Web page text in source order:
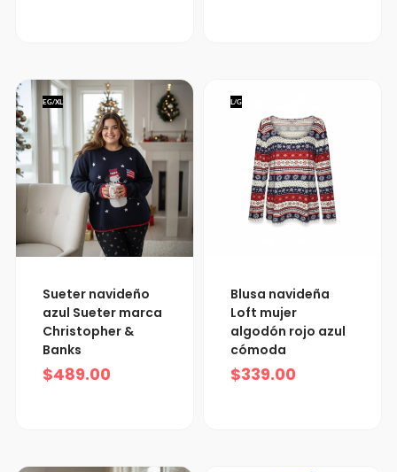
EG/XL
Sueter navideño
azul Sueter marca
Christopher &
Banks
$489.00
L/G
Blusa navideña
Loft mujer
algodón rojo azul
cómoda
$339.00